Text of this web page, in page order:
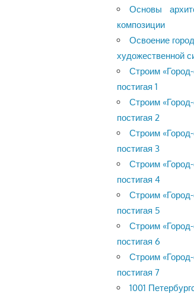
Основы
композиции
Освоение
художественной
Строим
постигая 1
Строим
постигая 2
Строим
постигая 3
Строим
постигая 4
Строим
постигая 5
Строим
постигая 6
Строим
постигая 7
1001